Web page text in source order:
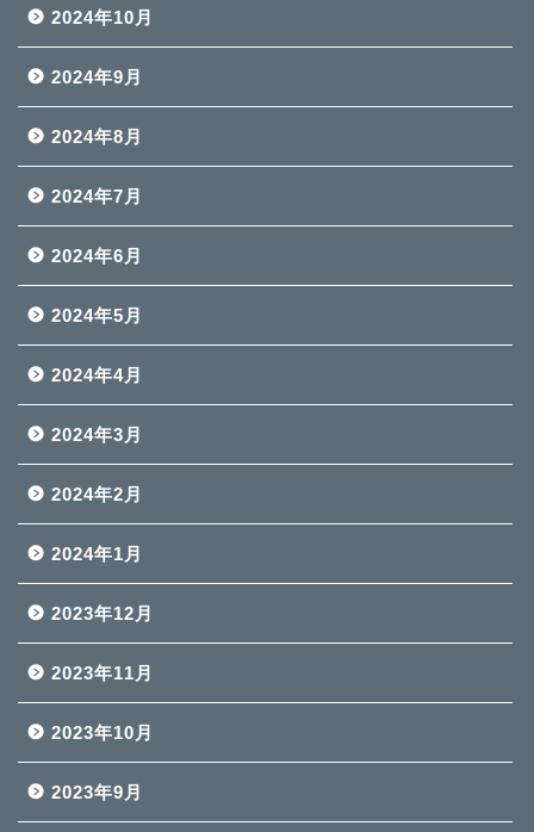
2024年10月
2024年9月
2024年8月
2024年7月
2024年6月
2024年5月
2024年4月
2024年3月
2024年2月
2024年1月
2023年12月
2023年11月
2023年10月
2023年9月